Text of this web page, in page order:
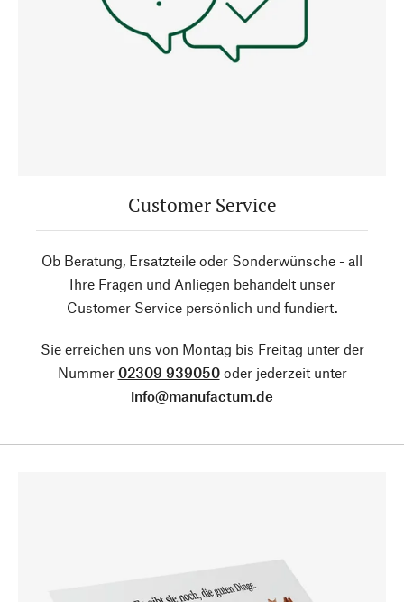
Customer Service
Ob Beratung, Ersatzteile oder Sonderwünsche - all
Ihre Fragen und Anliegen behandelt unser
Customer Service persönlich und fundiert.
Sie erreichen uns von Montag bis Freitag unter der
Nummer 02309 939050oder jederzeit unter
info@manufactum.de